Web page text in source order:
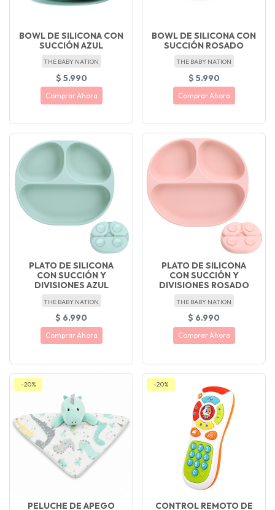
BOWL DE SILICONA CON
SUCCIÓN AZUL
THE BABY NATION
$ 5.990
Comprar Ahora
BOWL DE SILICONA CON
SUCCIÓN ROSADO
THE BABY NATION
$ 5.990
Comprar Ahora
PLATO DE SILICONA
CON SUCCIÓN Y
DIVISIONES AZUL
THE BABY NATION
$ 6.990
Comprar Ahora
PLATO DE SILICONA
CON SUCCIÓN Y
DIVISIONES ROSADO
THE BABY NATION
$ 6.990
Comprar Ahora
-20%
PELUCHE DE APEGO
-20%
CONTROL REMOTO DE